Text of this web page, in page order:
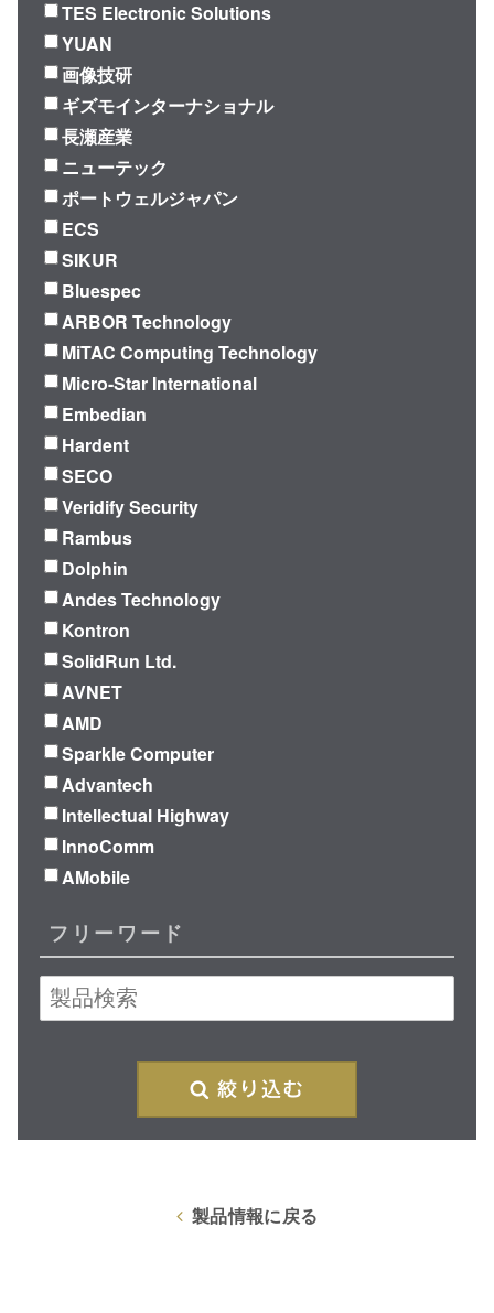
TES Electronic Solutions
YUAN
画像技研
ギズモインターナショナル
長瀬産業
ニューテック
ポートウェルジャパン
ECS
SIKUR
Bluespec
ARBOR Technology
MiTAC Computing Technology
Micro-Star International
Embedian
Hardent
SECO
Veridify Security
Rambus
Dolphin
Andes Technology
Kontron
SolidRun Ltd.
AVNET
AMD
Sparkle Computer
Advantech
Intellectual Highway
InnoComm
AMobile
フリーワード
製品情報に戻る